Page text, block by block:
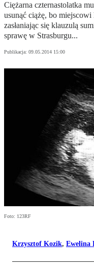
Ciężarna czternastolatka
usunąć ciążę, bo
zasłaniając się klauzulą
sprawę w Strasburgu...
Publikacja: 09.05.2014 15:00
Foto: 123RF
Krzysztof Kozik, Ewelina